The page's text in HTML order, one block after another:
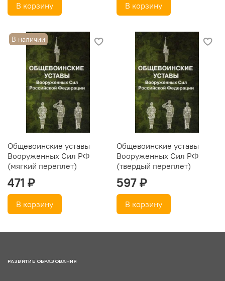
В корзину В корзину
В наличии
Общевоинские уставы
Вооруженных Сил РФ
(мягкий переплет)
471 ₽
В корзину
Общевоинские уставы
Вооруженных Сил РФ
(твердый переплет)
597 ₽
В корзину
РАЗВИТИЕ ОБРАЗОВАНИЯ